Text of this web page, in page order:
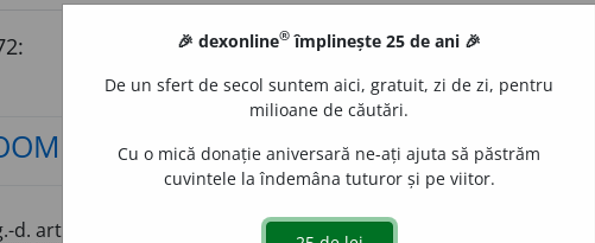
d. art.
🎉 dexonline® împlinește 25 de ani 🎉
De un sfert de secol suntem aici, gratuit, zi de zi, pentru
milioane de căutări.
Cu o mică donație aniversară ne-ați ajuta să păstrăm
cuvintele la îndemâna tuturor și pe viitor.